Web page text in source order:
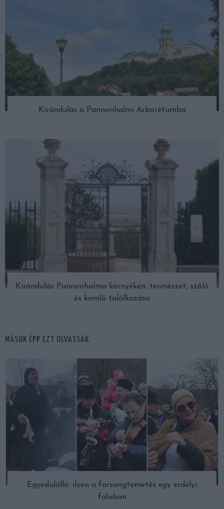
Kirándulás a Pannonhalmi Arborétumba
Kirándulás Pannonhalma környékén: természet, szőlő
és komló találkozása
MÁSOK ÉPP EZT OLVASSÁK
Egyedülálló: ilyen a farsangtemetés egy erdélyi
faluban